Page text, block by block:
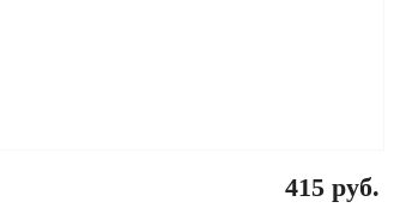
415 руб.